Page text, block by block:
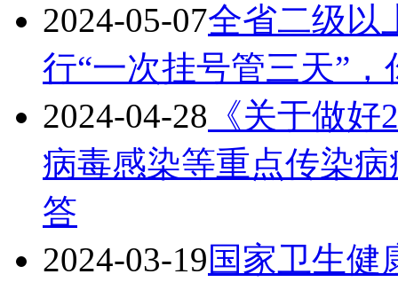
2024-05-07全省二级以
行“一次挂号管三天”
2024-04-28 《关于做
病毒感染等重点传染
答
2024-03-19国家卫生健